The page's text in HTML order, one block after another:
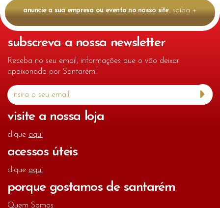
anuncie a sua empresa ou evento no nosso site.saiba +
subscreva a nossa newsletter
Receba no seu email, informações que o vão deixar
apaixonado por Santarém!
visite a nossa loja
clique aqui
acessos úteis
clique aqui
porque gostamos de santarém
Quem Somos